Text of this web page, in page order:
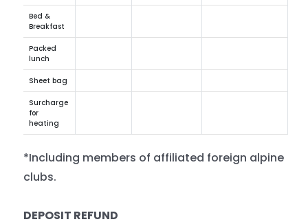
Bed &
Breakfast
Packed
lunch
Sheet bag
Surcharge
for
heating
*Including members of affiliated foreign alpine
clubs.
DEPOSIT REFUND